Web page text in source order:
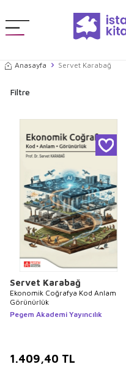
Anasayfa Servet Karabağ
Filtre
Servet Karabağ
Ekonomik Coğrafya Kod Anlam
Görünürlük
Pegem Akademi Yayıncılık
1.409,40 TL